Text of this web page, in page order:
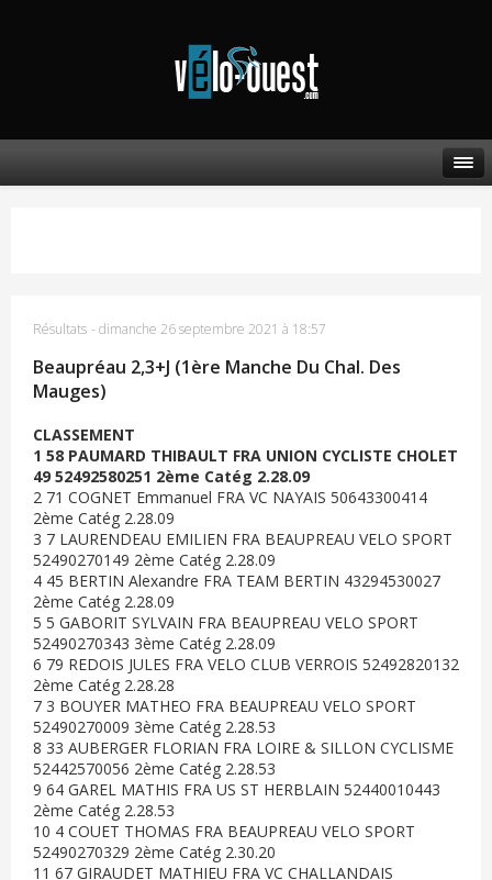
Résultats - dimanche 26 septembre 2021 à 18:57
Beaupréau 2,3+J (1ère Manche Du Chal. Des
Mauges)
CLASSEMENT
1 58 PAUMARD THIBAULT FRA UNION CYCLISTE CHOLET
49 52492580251 2ème Catég 2.28.09
2 71 COGNET Emmanuel FRA VC NAYAIS 50643300414
2ème Catég 2.28.09
3 7 LAURENDEAU EMILIEN FRA BEAUPREAU VELO SPORT
52490270149 2ème Catég 2.28.09
4 45 BERTIN Alexandre FRA TEAM BERTIN 43294530027
2ème Catég 2.28.09
5 5 GABORIT SYLVAIN FRA BEAUPREAU VELO SPORT
52490270343 3ème Catég 2.28.09
6 79 REDOIS JULES FRA VELO CLUB VERROIS 52492820132
2ème Catég 2.28.28
7 3 BOUYER MATHEO FRA BEAUPREAU VELO SPORT
52490270009 3ème Catég 2.28.53
8 33 AUBERGER FLORIAN FRA LOIRE & SILLON CYCLISME
52442570056 2ème Catég 2.28.53
9 64 GAREL MATHIS FRA US ST HERBLAIN 52440010443
2ème Catég 2.28.53
10 4 COUET THOMAS FRA BEAUPREAU VELO SPORT
52490270329 2ème Catég 2.30.20
11 67 GIRAUDET MATHIEU FRA VC CHALLANDAIS